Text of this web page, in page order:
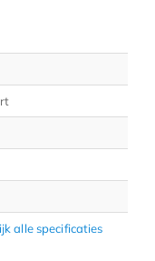
alle specificaties